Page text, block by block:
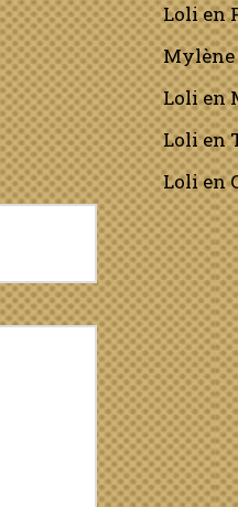
Lolien
Lolien
Lolien
Lolien